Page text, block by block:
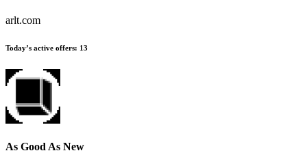
arlt.com
Today’s active offers: 13
As Good As New